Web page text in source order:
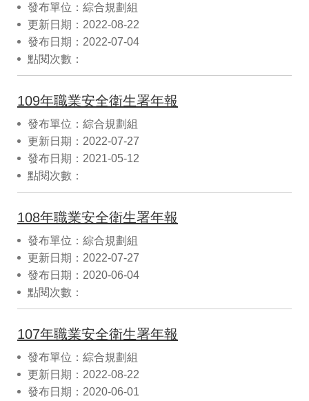
發布單位：綜合規劃組
更新日期：2022-08-22
發布日期：2022-07-04
點閱次數：
109年職業安全衛生署年報
發布單位：綜合規劃組
更新日期：2022-07-27
發布日期：2021-05-12
點閱次數：
108年職業安全衛生署年報
發布單位：綜合規劃組
更新日期：2022-07-27
發布日期：2020-06-04
點閱次數：
107年職業安全衛生署年報
發布單位：綜合規劃組
更新日期：2022-08-22
發布日期：2020-06-01